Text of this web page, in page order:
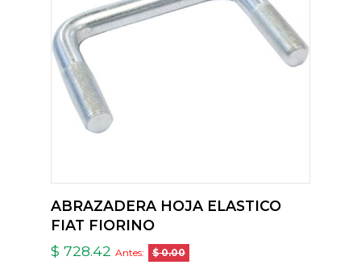
ABRAZADERA HOJA ELASTICO
FIAT FIORINO
$ 728.42 Antes: $ 0.00